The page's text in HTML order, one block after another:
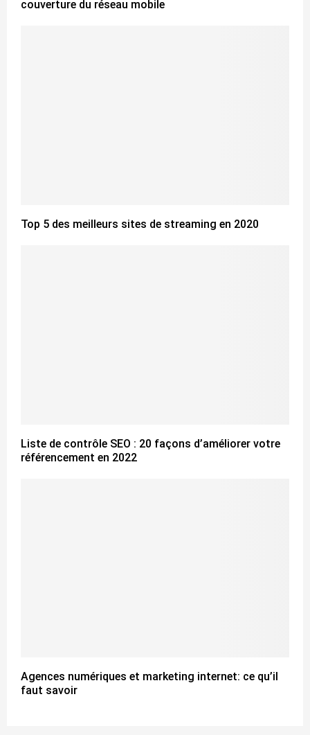
couverture du réseau mobile
Top 5 des meilleurs sites de streaming en 2020
Liste de contrôle SEO : 20 façons d’améliorer votre
référencement en 2022
Agences numériques et marketing internet: ce qu’il
faut savoir